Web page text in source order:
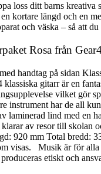
loss ditt barns
kortare längd och en
och väska – så att
Rosa från
handtag på sidan
klassiska gitarr är en
vilket gör
instrument har de all
laminerad lind med en
av resor till
920 mm Total bredd:
visas. Musik är för
etiskt och